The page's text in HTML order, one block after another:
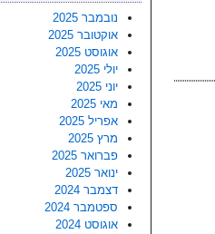
נובמבר 2025
אוקטובר 2025
אוגוסט 2025
יולי 2025
יוני 2025
מאי 2025
אפריל 2025
מרץ 2025
פברואר 2025
ינואר 2025
דצמבר 2024
ספטמבר 2024
אוגוסט 2024